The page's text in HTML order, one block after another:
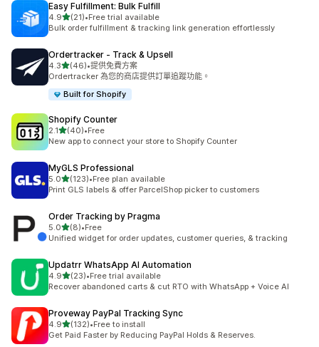
Easy Fulfillment: Bulk Fulfill
4.9滿分 5 顆星
(21)
共有 21 則評價
•Free trial available
Bulk order fulfillment & tracking link generation effortlessly
Ordertracker ‑ Track & Upsell
4.3滿分 5 顆星
(46)
共有 46 則評價
•提供免費方案
Ordertracker 為您的商店提供訂單追蹤功能。
Built for Shopify
Shopify Counter
2.1滿分 5 顆星
(40)
共有 40 則評價
•Free
New app to connect your store to Shopify Counter
MyGLS Professional
5.0滿分 5 顆星
(123)
共有 123 則評價
•Free plan available
Print GLS labels & offer ParcelShop picker to customers
Order Tracking by Pragma
5.0滿分 5 顆星
(8)
共有 8 則評價
•Free
Unified widget for order updates, customer queries, & tracking
Updatrr WhatsApp AI Automation
4.9滿分 5 顆星
(23)
共有 23 則評價
•Free trial available
Recover abandoned carts & cut RTO with WhatsApp + Voice AI
Proveway PayPal Tracking Sync
4.9滿分 5 顆星
(132)
共有 132 則評價
•Free to install
Get Paid Faster by Reducing PayPal Holds & Reserves.